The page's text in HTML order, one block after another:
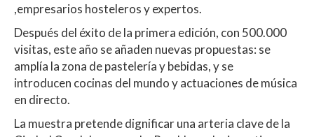
,empresarios hosteleros y expertos.
Después del éxito de la primera edición, con 500.000
visitas, este año se añaden nuevas propuestas: se
amplía la zona de pastelería y bebidas, y se
introducen cocinas del mundo y actuaciones de música
en directo.
La muestra pretende dignificar una arteria clave de la